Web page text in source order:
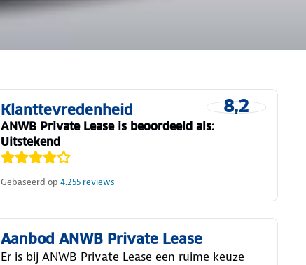
8,2
Klanttevredenheid
ANWB Private Lease is beoordeeld als:
Uitstekend
Gebaseerd op 4.255reviews
Aanbod ANWB Private Lease
Er is bij ANWB Private Lease een ruime keuze